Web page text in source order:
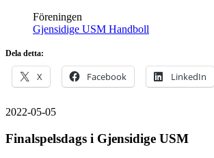
Föreningen
Gjensidige USM Handboll
Dela detta:
X Facebook LinkedIn
2022-05-05
Finalspelsdags i Gjensidige USM